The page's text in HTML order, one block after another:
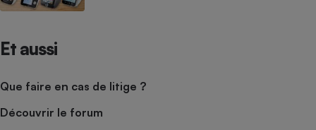
Et aussi
Que faire en cas de litige ?
Découvrir le forum